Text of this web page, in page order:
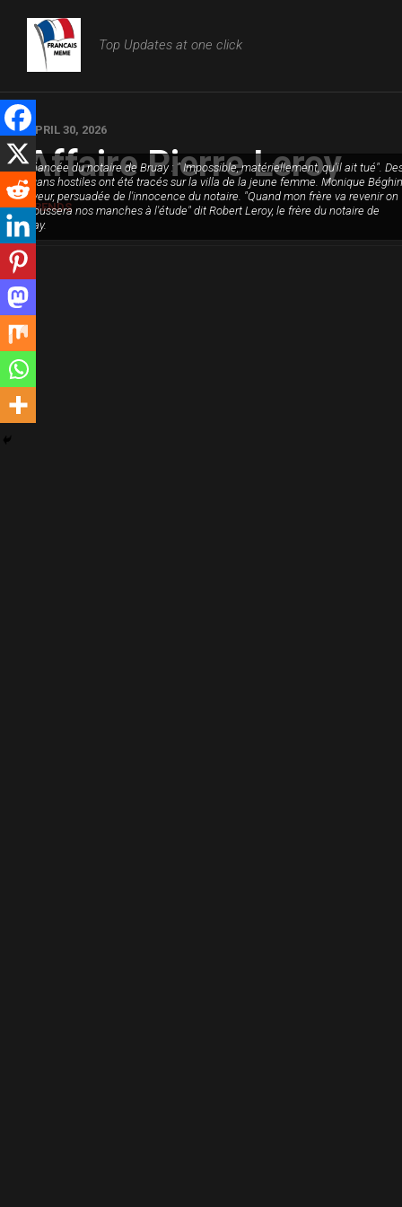
content
Top Updates at one click
APRIL 30, 2026
Affaire Pierre Leroy
TRENDS
La fiancée du notaire de Bruay : " Impossible, matériellement, qu'il ait tué".
slogans hostiles ont été tracés sur la villa de la jeune femme. Monique Béghin
Mayeur, persuadée de l'innocence du notaire. "Quand mon frère va revenir on
retroussera nos manches à l'étude" dit Robert Leroy, le frère du notaire de
Bruay.